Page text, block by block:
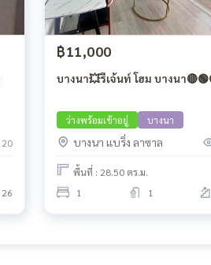
20
26
฿11,000
บางนา💥รีเจ้นท์ โฮม บางนา
ว่างพร้อมเข้าอยู่ บางนา
บางนา แบริ่ง ลาซาล
พื้นที่ : 28.50 ตร.ม.
1
1